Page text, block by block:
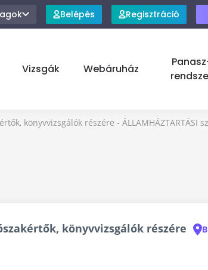
Belépés Regisztráció
Vizsgák Webáruház
könyvvizsgálók részére - ÁLLAMHÁZTARTÁSI
könyvvizsgálók részére